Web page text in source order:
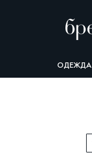
ОДЕЖДА